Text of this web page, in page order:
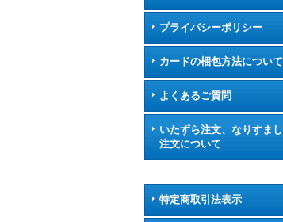
プライバシーポリシー
カードの梱包方法について
よくあるご質問
いたずら注文、なりすまし
注文について
特定商取引法表示